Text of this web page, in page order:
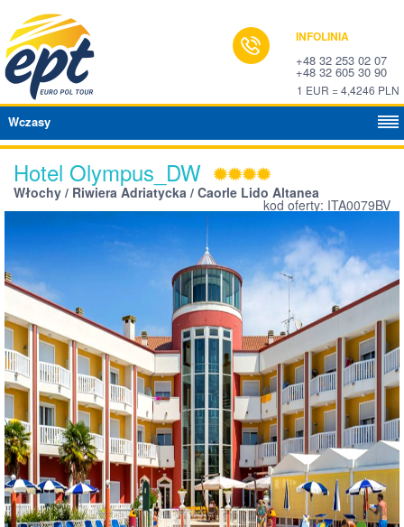
INFOLINIA
+48 32 253 02 07
+48 32 605 30 90
1 EUR = 4,4246 PLN
Wczasy
Hotel Olympus_DW
Włochy / Riwiera Adriatycka / Caorle Lido Altanea
kod oferty: ITA0079BV